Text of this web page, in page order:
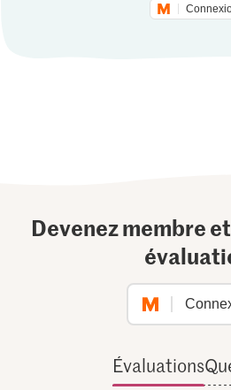
Devenez membre
Évaluations